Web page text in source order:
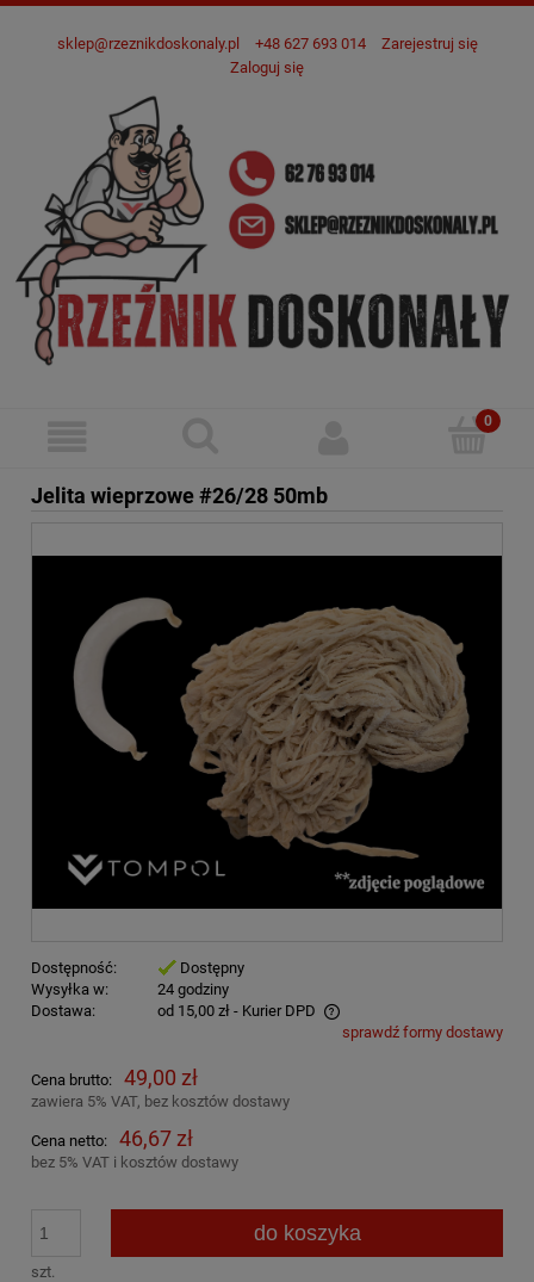
sklep@rzeznikdoskonaly.pl +48 627 693 014
Zarejestruj się
Zaloguj się
Jelita wieprzowe #26/28 50mb
Dostępność:
Dostępny
Wysyłka w:
24 godziny
Dostawa:
od 15,00 zł - Kurier DPD
Cena nie zawiera ewentualnych kosztów płatnościsprawdź formy dostawy
Cena brutto: 49,00 zł
zawiera 5% VAT, bez kosztów dostawy
Cena netto: 46,67 zł
bez 5% VAT i kosztów dostawy
szt.
do koszyka